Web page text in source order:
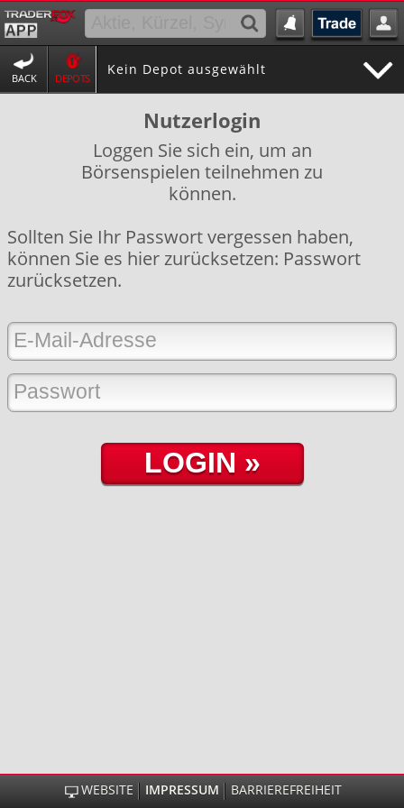
BACK DEPOTS
Kein Depot ausgewählt
Nutzerlogin
Loggen Sie sich ein, um an
Börsenspielen teilnehmen zu
können.
Sollten Sie Ihr Passwort vergessen haben,
können Sie es hier zurücksetzen: Passwort
zurücksetzen.
WEBSITE IMPRESSUM BARRIEREFREIHEIT